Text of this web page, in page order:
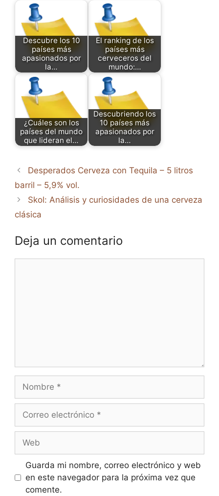
Descubre los 10
países más
apasionados por
la…
El ranking de los
países más
cerveceros del
mundo:…
¿Cuáles son los
países del mundo
que lideran el…
Descubriendo los
10 países más
apasionados por
la…
Desperados Cerveza con Tequila – 5 litros
barril – 5,9% vol.
Skol: Análisis y curiosidades de una cerveza
clásica
Deja un comentario
Nombre
Correo
Web
Guarda mi nombre, correo electrónico y web
en este navegador para la próxima vez que
comente.